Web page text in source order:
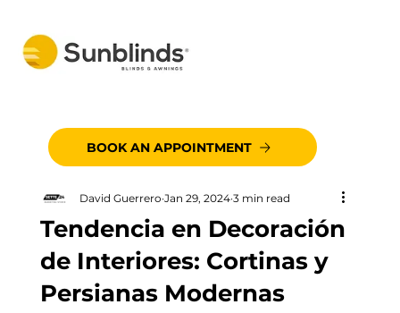
BOOK AN APPOINTMENT
Tendencia en Decoración
de Interiores: Cortinas y
Persianas Modernas
David Guerrero Jan 29, 2024 3 min read